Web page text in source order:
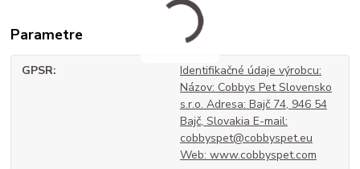
Parametre
GPSR
Identifikačné údaje výrobcu:
Názov: Cobbys Pet Slovensko
s.r.o. Adresa: Bajč 74, 946 54
Bajč, Slovakia E-mail:
cobbyspet@cobbyspet.eu
Web: www.cobbyspet.com